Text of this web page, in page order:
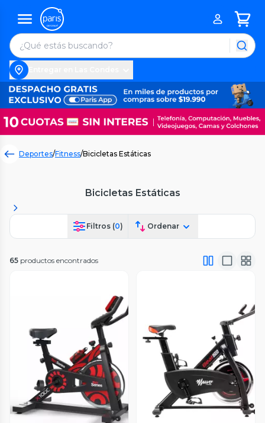
Deportes/Fitness/Bicicletas Estáticas
Bicicletas Estáticas
Filtros (0) Ordenar
65 productos encontrados